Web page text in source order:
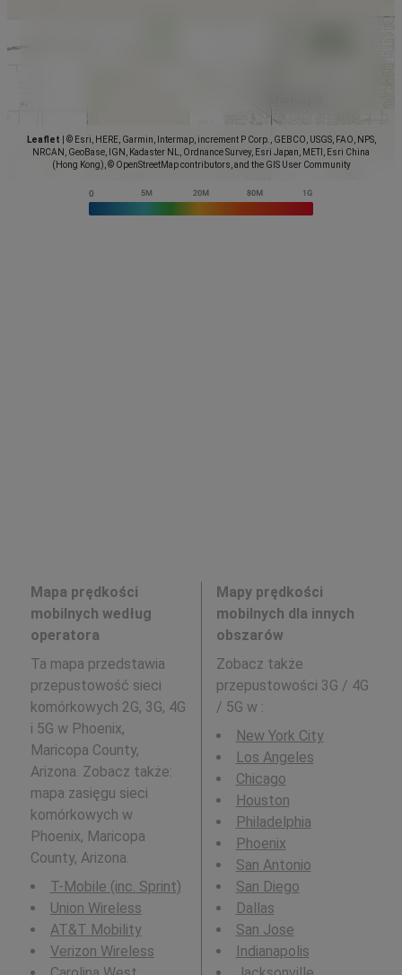
Leaflet
© Esri, HERE, Garmin, Intermap, increment P Corp., GEBCO, USGS, FAO, NPS,
NRCAN, GeoBase, IGN, Kadaster NL, Ordnance Survey, Esri Japan, METI, Esri China
(Hong Kong), © OpenStreetMap contributors, and the GIS User Community
Mapa prędkości
mobilnych według
operatora
Ta mapa przedstawia
przepustowość sieci
komórkowych 2G, 3G, 4G
i 5G w Phoenix,
Maricopa County,
Arizona. Zobacz także:
mapa zasięgu sieci
komórkowych w
Phoenix, Maricopa
County, Arizona.
T-Mobile (inc. Sprint)
Union Wireless
AT&T Mobility
Verizon Wireless
Mapy prędkości
mobilnych dla innych
obszarów
Zobacz także
przepustowości 3G / 4G
/ 5G w :
New York City
Los Angeles
Chicago
Houston
Philadelphia
Phoenix
San Antonio
San Diego
Dallas
San Jose
Indianapolis